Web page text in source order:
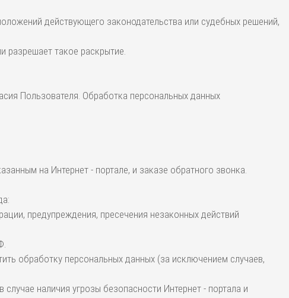
действующего законодательства или судебных решений,
разрешает такое раскрытие.
Пользователя. Обработка персональных данных
на Интернет - портале, и заказе обратного звонка.
предупреждения, пресечения незаконных действий
обработку персональных данных (за исключением случаев,
наличия угрозы безопасности Интернет - портала и